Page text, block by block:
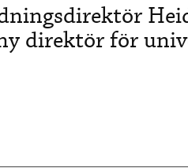
direktör för